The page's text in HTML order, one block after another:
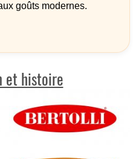
goûts modernes.
et histoire